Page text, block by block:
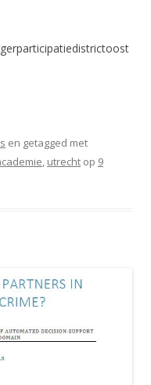
en getagged met
, utrecht op 9